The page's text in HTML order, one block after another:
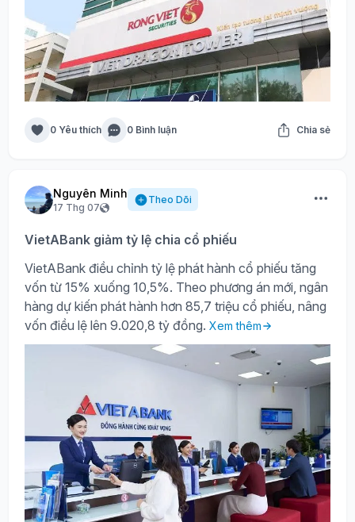
0 Yêu thích 0 Bình luận Chia sẻ
Nguyên Minh
17 Thg 07
Theo Dõi
VietABank giảm tỷ lệ chia cổ phiếu
VietABank điều chỉnh tỷ lệ phát hành cổ phiếu tăng
vốn từ 15% xuống 10,5%. Theo phương án mới, ngân
hàng dự kiến phát hành hơn 85,7 triệu cổ phiếu, nâng
vốn điều lệ lên 9.020,8 tỷ đồng. Xem thêm